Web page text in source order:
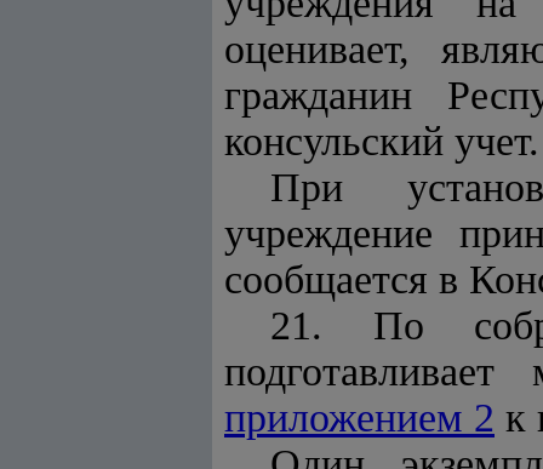
оценивает,
гражданин
консульский учет.
При
учреждение
сообщается в
21. По
приложением 2 к